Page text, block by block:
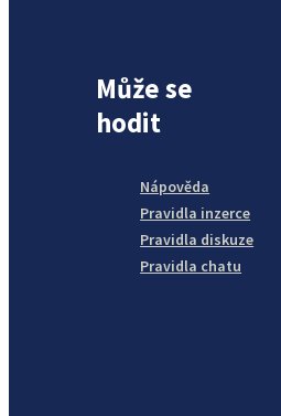
Může se
hodit
Nápověda
Pravidla inzerce
Pravidla diskuze
Pravidla chatu